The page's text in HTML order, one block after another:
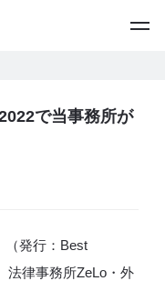
で当事務所が
（発行：Best
法律事務所ZeLo・外